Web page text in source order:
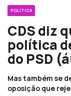
POLÍTICA
CDS diz
política
do PSD
Mas também se
oposição que